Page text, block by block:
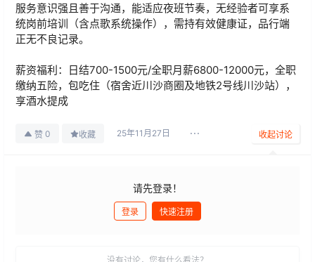
服务意识强且善于沟通，能适应夜班节奏，无经验者可享系
统岗前培训（含点歌系统操作），需持有效健康证，品行端
正无不良记录。
薪资福利：日结700-1500元/全职月薪6800-12000元，全职
缴纳五险，包吃住（宿舍近川沙商圈及地铁2号线川沙站），
享酒水提成
赞 0 收藏 25年11月27日 收起讨论
请先登录！
登录 快速注册